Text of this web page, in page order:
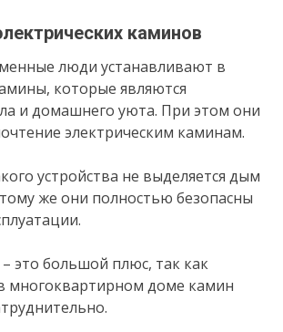
каминов
люди устанавливают в
которые являются
и домашнего уюта. При этом они
электрическим каминам.
устройства не выделяется дым
же они полностью безопасны
это большой плюс, так как
многоквартирном доме камин